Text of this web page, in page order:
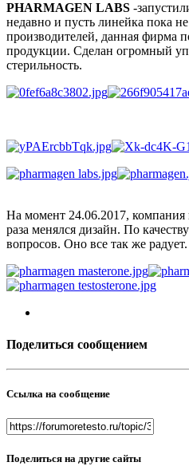
PHARMAGEN LABS -
недавно и пусть линейка пока
производителей, данная фирма
продукции. Сделан огромный
стерильность.
На момент 24.06.2017, компания
раза менялся дизайн. По
вопросов. Оно все так же радует.
Поделиться сообщением
Ссылка на сообщение
Поделиться на другие сайты